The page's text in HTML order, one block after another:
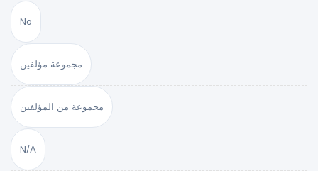
No
مجموعة مؤلفين
مجموعة من المؤلفين
N/A